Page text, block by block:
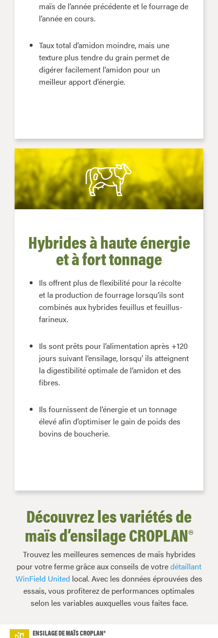
maïs de l’année précédente et le fourrage de
l’année en cours.
Taux total d’amidon moindre, mais une
texture plus tendre du grain permet de
digérer facilement l’amidon pour un
meilleur apport d’énergie.
Hybrides à haute énergie
et à fort tonnage
Ils offrent plus de flexibilité pour la récolte
et la production de fourrage lorsqu’ils sont
combinés aux hybrides feuillus et feuillus-
farineux.
Ils sont prêts pour l’alimentation après +120
jours suivant l’ensilage, lorsqu’ ils atteignent
la digestibilité optimale de l’amidon et des
fibres.
Ils fournissent de l’énergie et un tonnage
élevé afin d’optimiser le gain de poids des
bovins de boucherie.
Découvrez les variétés de
maïs d’ensilage CROPLAN®
Trouvez les meilleures semences de maïs hybrides
pour votre ferme grâce aux conseils de votredétaillant
WinField United local. Avec les données éprouvées des
essais, vous profiterez de performances optimales
selon les variables auxquelles vous faites face.
ENSILAGE DE MAÏS CROPLAN®